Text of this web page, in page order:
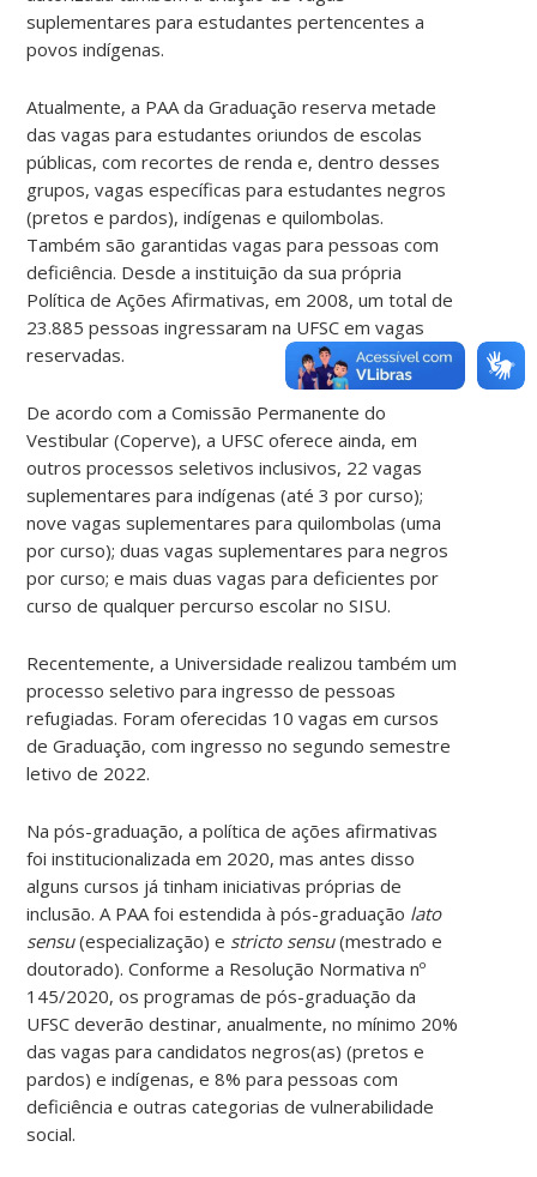
suplementares para estudantes pertencentes a
povos indígenas.
Atualmente, a PAA da Graduação reserva metade
das vagas para estudantes oriundos de escolas
públicas, com recortes de renda e, dentro desses
grupos, vagas específicas para estudantes negros
(pretos e pardos), indígenas e quilombolas.
Também são garantidas vagas para pessoas com
deficiência. Desde a instituição da sua própria
Política de Ações Afirmativas, em 2008, um total de
23.885 pessoas ingressaram na UFSC em vagas
reservadas.
De acordo com a Comissão Permanente do
Vestibular (Coperve), a UFSC oferece ainda, em
outros processos seletivos inclusivos, 22 vagas
suplementares para indígenas (até 3 por curso);
nove vagas suplementares para quilombolas (uma
por curso); duas vagas suplementares para negros
por curso; e mais duas vagas para deficientes por
curso de qualquer percurso escolar no SISU.
Recentemente, a Universidade realizou também um
processo seletivo para ingresso de pessoas
refugiadas. Foram oferecidas 10 vagas em cursos
de Graduação, com ingresso no segundo semestre
letivo de 2022.
Na pós-graduação, a política de ações afirmativas
foi institucionalizada em 2020, mas antes disso
alguns cursos já tinham iniciativas próprias de
inclusão. A PAA foi estendida à pós-graduação lato
sensu(especialização) e stricto sensu(mestrado e
doutorado). Conforme a Resolução Normativa nº
145/2020, os programas de pós-graduação da
UFSC deverão destinar, anualmente, no mínimo 20%
das vagas para candidatos negros(as) (pretos e
pardos) e indígenas, e 8% para pessoas com
deficiência e outras categorias de vulnerabilidade
social.